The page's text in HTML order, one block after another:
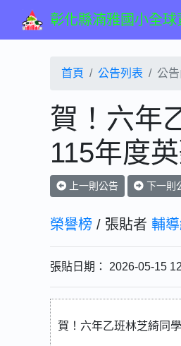
彰化縣湳雅國小全球
首頁 公告列表 公
賀！六年
115年度
上一則公告 下一則
榮譽榜 / 張貼者 輔
張貼日期： 2026-05-15
賀！六年乙班林芝綺同